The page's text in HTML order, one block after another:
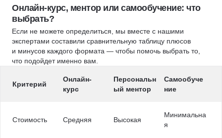
Онлайн-курс, ментор или самообучение: что
выбрать?
Если не можете определиться, мы вместе с нашими
экспертами составили сравнительную таблицу плюсов
и минусов каждого формата — чтобы помочь выбрать то,
что подойдет именно вам.
Критерий
Онлайн-
курс
Персональн
ый ментор
Самообуче
ние
Стоимость Средняя Высокая
Минимальна
я